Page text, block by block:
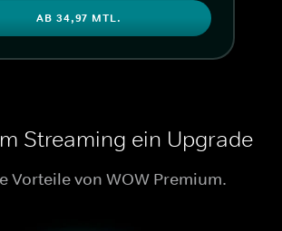
AB 34,97 MTL.
Streaming ein Upgrade
Vorteile von WOW Premium.